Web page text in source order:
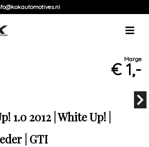
Marge
€ 1,-
1.0 2012 | White Up! |
| GTI